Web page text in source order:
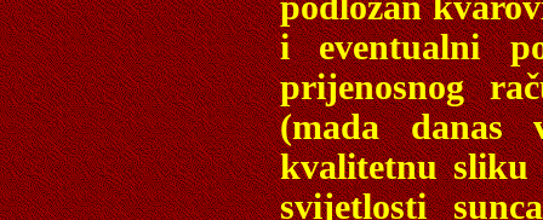
i eventualni
prijenosnog
(mada danas
kvalitetnu sliku
svijetlosti